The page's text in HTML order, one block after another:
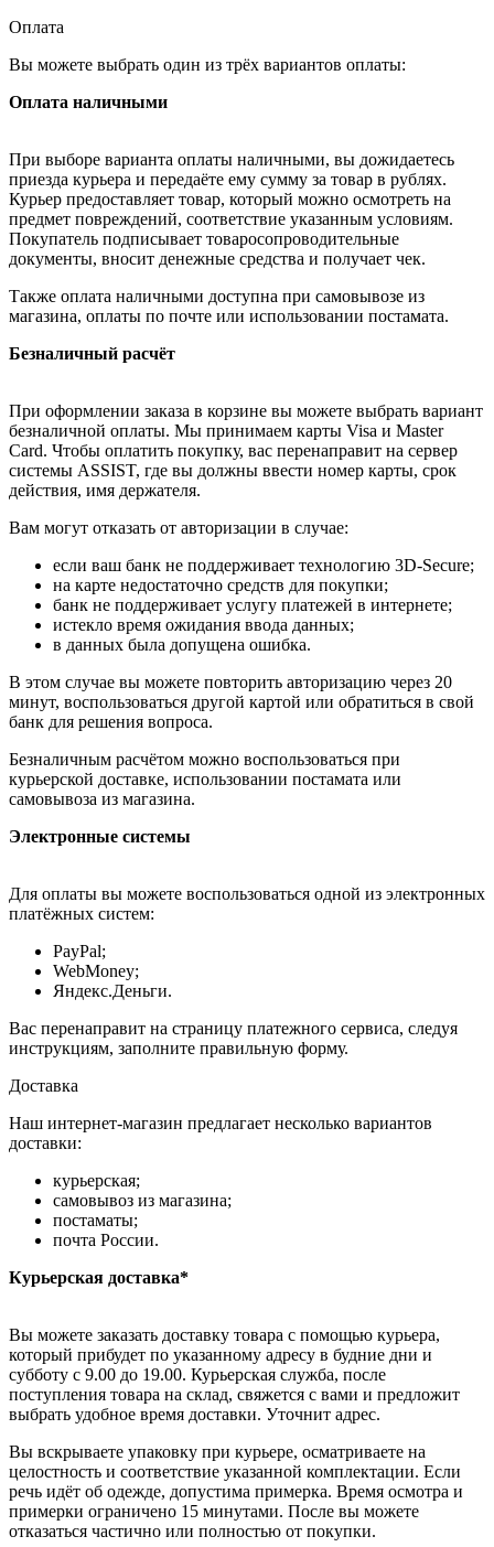
Оплата
Вы можете выбрать один из трёх вариантов оплаты:
Оплата наличными
При выборе варианта оплаты наличными, вы дожидаетесь
приезда курьера и передаёте ему сумму за товар в рублях.
Курьер предоставляет товар, который можно осмотреть на
предмет повреждений, соответствие указанным условиям.
Покупатель подписывает товаросопроводительные
документы, вносит денежные средства и получает чек.
Также оплата наличными доступна при самовывозе из
магазина, оплаты по почте или использовании постамата.
Безналичный расчёт
При оформлении заказа в корзине вы можете выбрать вариант
безналичной оплаты. Мы принимаем карты Visa и Master
Card. Чтобы оплатить покупку, вас перенаправит на сервер
системы ASSIST, где вы должны ввести номер карты, срок
действия, имя держателя.
Вам могут отказать от авторизации в случае:
если ваш банк не поддерживает технологию 3D-Secure;
на карте недостаточно средств для покупки;
банк не поддерживает услугу платежей в интернете;
истекло время ожидания ввода данных;
в данных была допущена ошибка.
В этом случае вы можете повторить авторизацию через 20
минут, воспользоваться другой картой или обратиться в свой
банк для решения вопроса.
Безналичным расчётом можно воспользоваться при
курьерской доставке, использовании постамата или
самовывоза из магазина.
Электронные системы
Для оплаты вы можете воспользоваться одной из электронных
платёжных систем:
PayPal;
WebMoney;
Яндекс.Деньги.
Вас перенаправит на страницу платежного сервиса, следуя
инструкциям, заполните правильную форму.
Доставка
Наш интернет-магазин предлагает несколько вариантов
доставки:
курьерская;
самовывоз из магазина;
постаматы;
почта России.
Курьерская доставка*
Вы можете заказать доставку товара с помощью курьера,
который прибудет по указанному адресу в будние дни и
субботу с 9.00 до 19.00. Курьерская служба, после
поступления товара на склад, свяжется с вами и предложит
выбрать удобное время доставки. Уточнит адрес.
Вы вскрываете упаковку при курьере, осматриваете на
целостность и соответствие указанной комплектации. Если
речь идёт об одежде, допустима примерка. Время осмотра и
примерки ограничено 15 минутами. После вы можете
отказаться частично или полностью от покупки.